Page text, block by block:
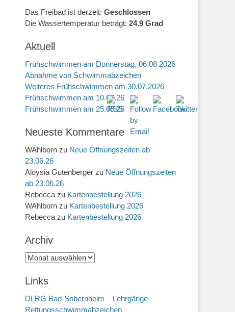
Das Freibad ist derzeit: Geschlossen
Die Wassertemperatur beträgt: 24.9 Grad
Aktuell
Frühschwimmen am Donnerstag, 06.08.2026
Abnahme von Schwimmabzeichen
Weiteres Frühschwimmen am 30.07.2026
Frühschwimmen am 10.07.26
Frühschwimmen am 25.06.26
Neueste Kommentare
WAhlborn zu Neue Öffnungszeiten ab
23.06.26
Aloysia Gutenberger zu Neue Öffnungszeiten
ab 23.06.26
Rebecca zu Kartenbestellung 2026
WAhlborn zu Kartenbestellung 2026
Rebecca zu Kartenbestellung 2026
Archiv
Archiv
Links
DLRG Bad-Sobernheim – Lehrgänge
Rettungsschwimmabzeichen